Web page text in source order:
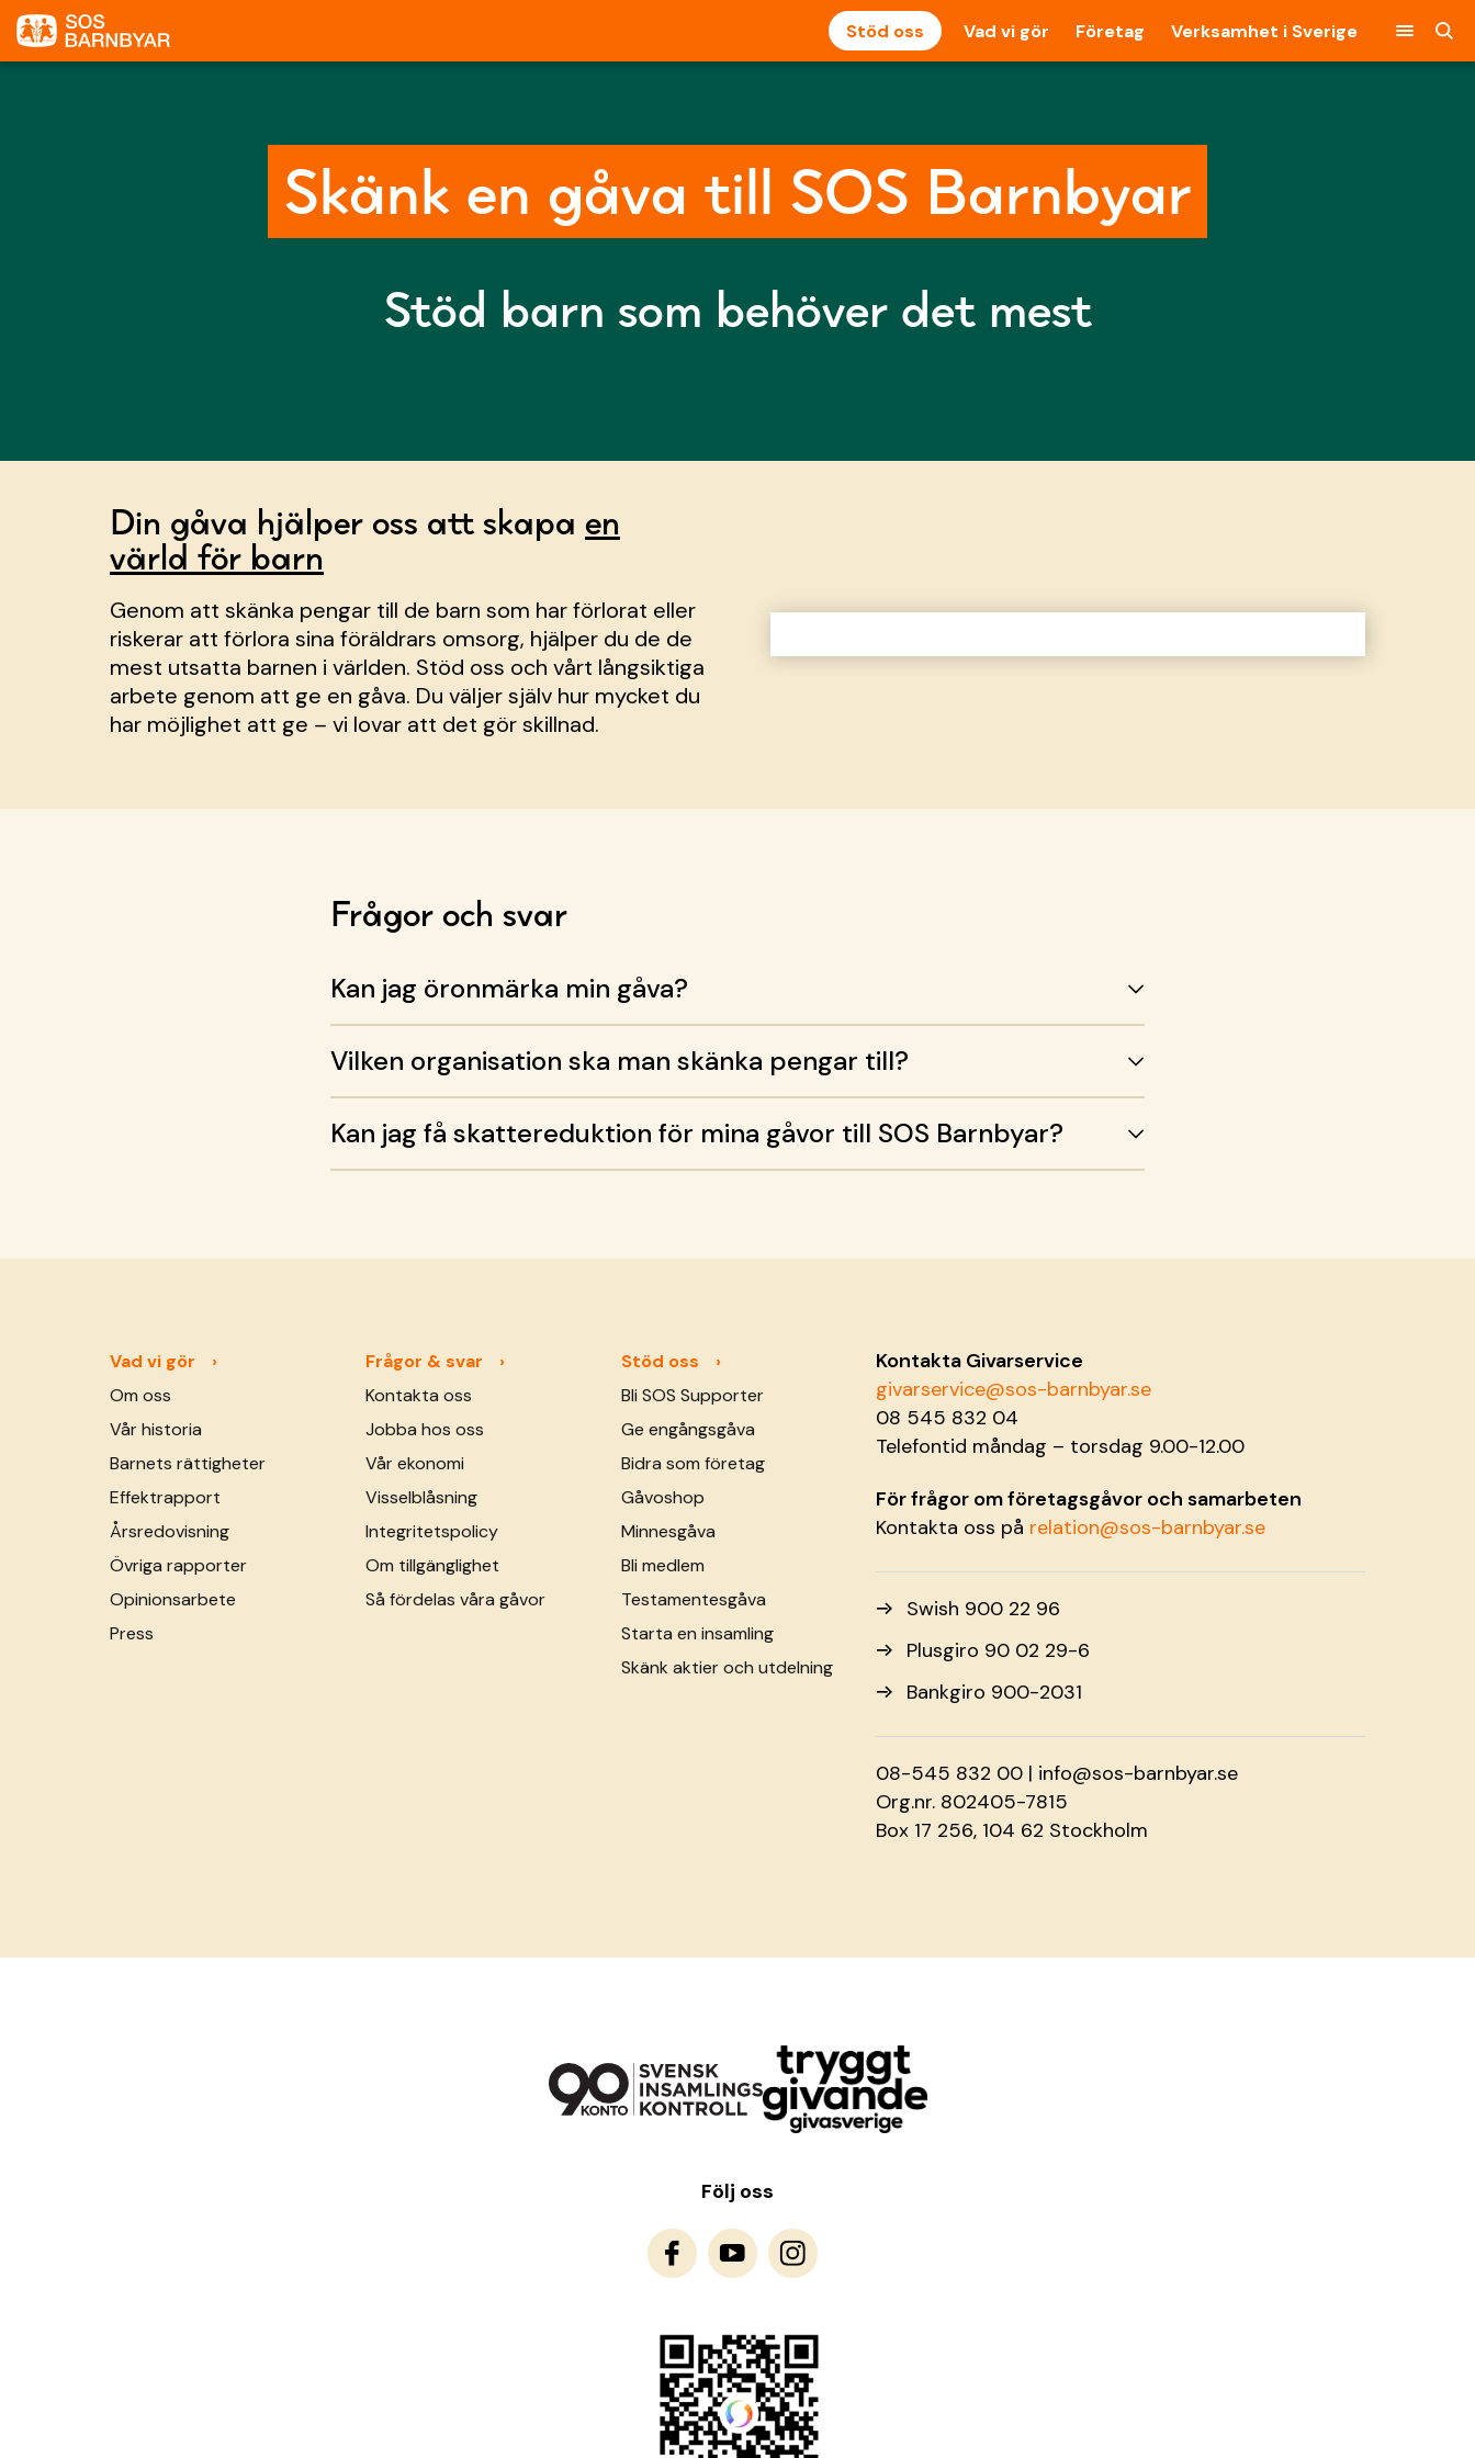
Stöd oss Vad vi gör Företag Verksamhet i Sverige
Skänk en gåva till SOS Barnbyar
Stöd barn som behöver det mest
Din gåva hjälper oss att skapa en
värld för barn
Genom att skänka pengar till de barn som har förlorat eller
riskerar att förlora sina föräldrars omsorg, hjälper du de de
mest utsatta barnen i världen. Stöd oss och vårt långsiktiga
arbete genom att ge en gåva. Du väljer själv hur mycket du
har möjlighet att ge – vi lovar att det gör skillnad.
Frågor och svar
Kan jag öronmärka min gåva?
Vilken organisation ska man skänka pengar till?
Kan jag få skattereduktion för mina gåvor till SOS Barnbyar?
Vad vi gör
Om oss
Vår historia
Barnets rättigheter
Effektrapport
Årsredovisning
Övriga rapporter
Opinionsarbete
Press
Frågor & svar
Kontakta oss
Jobba hos oss
Vår ekonomi
Visselblåsning
Integritetspolicy
Om tillgänglighet
Så fördelas våra gåvor
Stöd oss
Bli SOS Supporter
Ge engångsgåva
Bidra som företag
Gåvoshop
Minnesgåva
Bli medlem
Testamentesgåva
Starta en insamling
Skänk aktier och utdelning
Kontakta Givarservice
givarservice@sos-barnbyar.se
08 545 832 04
Telefontid måndag – torsdag 9.00-12.00
För frågor om företagsgåvor och samarbeten
Kontakta oss på relation@sos-barnbyar.se
Swish 900 22 96
Plusgiro 90 02 29-6
Bankgiro 900-2031
08-545 832 00 | info@sos-barnbyar.se
Org.nr. 802405-7815
Box 17 256, 104 62 Stockholm
Följ oss